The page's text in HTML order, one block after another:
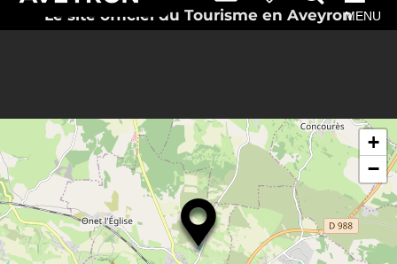
Le site officiel du Tourisme en AveyronMENU
+
−